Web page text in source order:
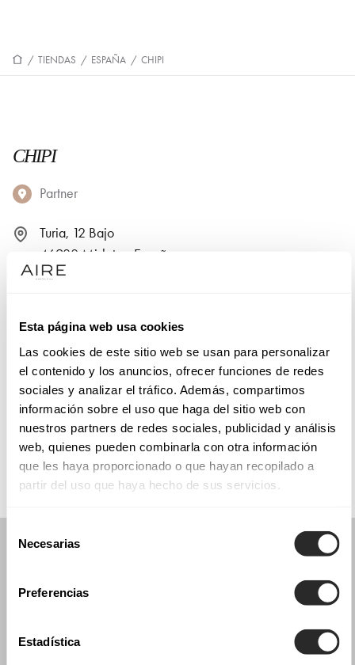
Esta página web usa cookies
Las cookies de este sitio web se usan para personalizar
el contenido y los anuncios, ofrecer funciones de redes
sociales y analizar el tráfico. Además, compartimos
información sobre el uso que haga del sitio web con
nuestros partners de redes sociales, publicidad y análisis
web, quienes pueden combinarla con otra información
que les haya proporcionado o que hayan recopilado a
partir del uso que haya hecho de sus servicios.
Necesarias
Preferencias
Estadística
/ TIENDAS / ESPAÑA / CHIPI
CHIPI
Partner
Turia, 12 Bajo
46920 Mislata - España
COLECCIONES
COMUNIÓN